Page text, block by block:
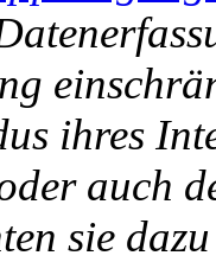
ihres
auch
sie